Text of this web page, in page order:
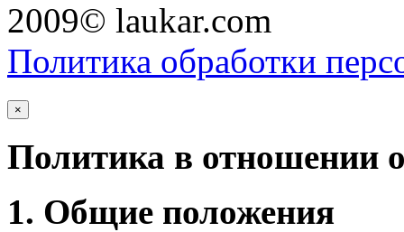
2009© laukar.com
Политика обработки
×
Политика в отношении
1. Общие положения